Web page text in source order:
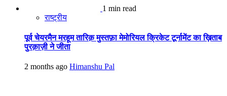
1 min read
राष्ट्रीय
पूर्व चेयरमैन मरहूम तारिक़ मुस्तफ़ा मेमोरियल क्रिकेट टूर्नामेंट का ख़िताब
पुरक़ाज़ी ने जीता
2 months ago Himanshu Pal